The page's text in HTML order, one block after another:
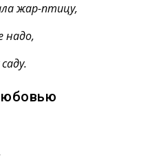
жар-птицу,
надо,